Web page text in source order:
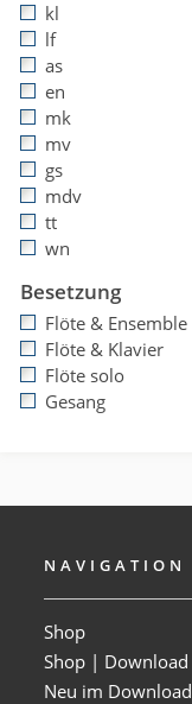
kl
lf
as
en
mk
mv
gs
mdv
tt
wn
Besetzung
Flöte & Ensemble
Flöte & Klavier
Flöte solo
Gesang
NAVIGATION
Shop
Shop | Download
Neu im Download